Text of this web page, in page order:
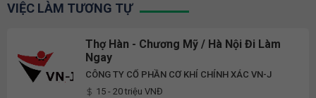
VIỆC LÀM TƯƠNG TỰ
Thợ Hàn - Chương Mỹ / Hà Nội Đi Làm
Ngay
CÔNG TY CỔ PHẦN CƠ KHÍ CHÍNH XÁC VN-J
15 - 20 triệu VNĐ